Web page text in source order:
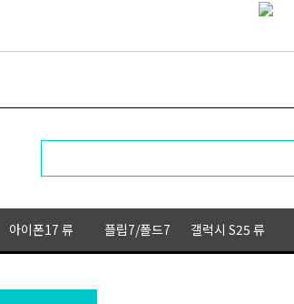
아이폰17 류 플립7/폴드7 갤럭시 S25 류